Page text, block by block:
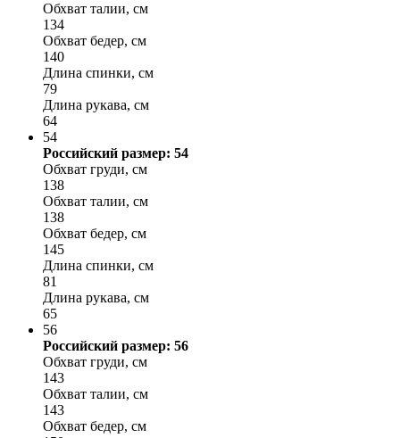
Обхват талии, см
134
Обхват бедер, см
140
Длина спинки, см
79
Длина рукава, см
64
54
Российский размер: 54
Обхват груди, см
138
Обхват талии, см
138
Обхват бедер, см
145
Длина спинки, см
81
Длина рукава, см
65
56
Российский размер: 56
Обхват груди, см
143
Обхват талии, см
143
Обхват бедер, см